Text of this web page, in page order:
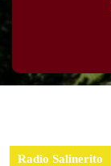
Radio Salinerito